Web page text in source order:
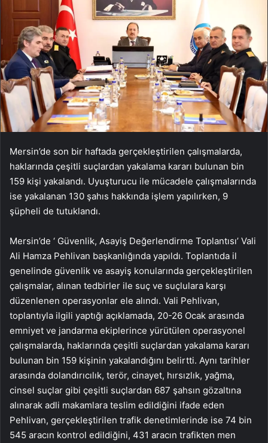
Mersin’de son bir haftada gerçekleştirilen çalışmalarda,
haklarında çeşitli suçlardan yakalama kararı bulunan bin
159 kişi yakalandı. Uyuşturucu ile mücadele çalışmalarında
ise yakalanan 130 şahıs hakkında işlem yapılırken, 9
şüpheli de tutuklandı.
Mersin’de ‘ Güvenlik, Asayiş Değerlendirme Toplantısı’ Vali
Ali Hamza Pehlivan başkanlığında yapıldı. Toplantıda il
genelinde güvenlik ve asayiş konularında gerçekleştirilen
çalışmalar, alınan tedbirler ile suç ve suçlulara karşı
düzenlenen operasyonlar ele alındı. Vali Pehlivan,
toplantıyla ilgili yaptığı açıklamada, 20-26 Ocak arasında
emniyet ve jandarma ekiplerince yürütülen operasyonel
çalışmalarda, haklarında çeşitli suçlardan yakalama kararı
bulunan bin 159 kişinin yakalandığını belirtti. Aynı tarihler
arasında dolandırıcılık, terör, cinayet, hırsızlık, yağma,
cinsel suçlar gibi çeşitli suçlardan 687 şahsın gözaltına
alınarak adli makamlara teslim edildiğini ifade eden
Pehlivan, gerçekleştirilen trafik denetimlerinde ise 74 bin
545 aracın kontrol edildiğini, 431 aracın trafikten men